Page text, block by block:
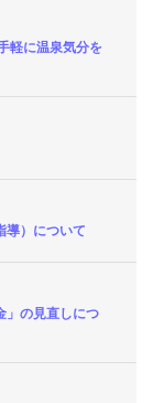
軽に温泉気分を
）について
」の見直しにつ